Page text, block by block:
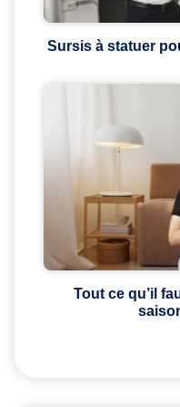
Sursis à statuer
Tout ce qu’il